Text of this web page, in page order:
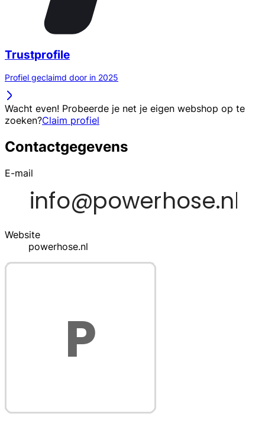
Trustprofile
Profiel geclaimd door in 2025
Wacht even! Probeerde je net je eigen webshop op te
zoeken?Claim profiel
Contactgegevens
E-mail
Website
powerhose.nl